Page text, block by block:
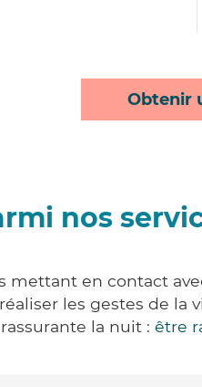
Obtenir
nos
en contact
les gestes de
rassurante la nuit : être